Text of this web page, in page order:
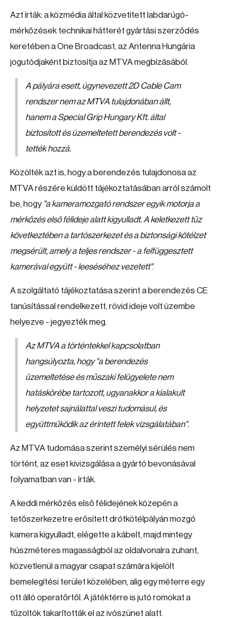
Azt írták: a közmédia által közvetített labdarúgó-
mérkőzések technikai hátterét gyártási szerződés
keretében a One Broadcast, az Antenna Hungária
jogutódjaként biztosítja az MTVA megbízásából.
A pályára esett, úgynevezett 2D Cable Cam
rendszer nem az MTVA tulajdonában állt,
hanem a Special Grip Hungary Kft. által
biztosított és üzemeltetett berendezés volt -
tették hozzá.
Közölték azt is, hogy a berendezés tulajdonosa az
MTVA részére küldött tájékoztatásában arról számolt
be, hogy "a kameramozgató rendszer egyik motorja a
mérkőzés első félideje alatt kigyulladt. A keletkezett tűz
következtében a tartószerkezet és a biztonsági kötélzet
megsérült, amely a teljes rendszer - a felfüggesztett
kamerával együtt - leeséséhez vezetett".
A szolgáltató tájékoztatása szerint a berendezés CE
tanúsítással rendelkezett, rövid ideje volt üzembe
helyezve - jegyezték meg.
Az MTVA a történtekkel kapcsolatban
hangsúlyozta, hogy"a berendezés
üzemeltetése és műszaki felügyelete nem
hatáskörébe tartozott, ugyanakkor a kialakult
helyzetet sajnálattal veszi tudomásul, és
együttműködik az érintett felek vizsgálatában".
Az MTVA tudomása szerint személyi sérülés nem
történt, az eset kivizsgálása a gyártó bevonásával
folyamatban van - írták.
A keddi mérkőzés első félidejének közepén a
tetőszerkezetre erősített drótkötélpályán mozgó
kamera kigyulladt, elégette a kábelt, majd mintegy
húszméteres magasságból az oldalvonalra zuhant,
közvetlenül a magyar csapat számára kijelölt
bemelegítési terület közelében, alig egy méterre egy
ott álló operatőrtől. A játéktérre is jutó romokat a
tűzoltók takarították el az ivószünet alatt.